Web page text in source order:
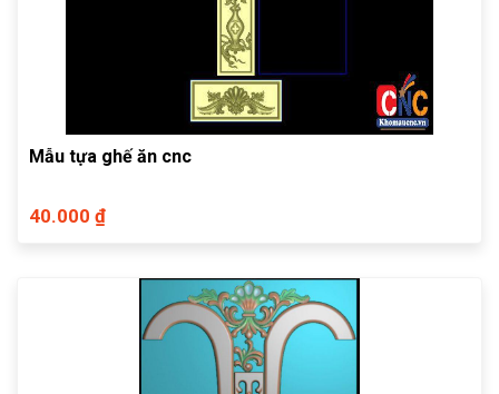
Mẫu tựa ghế ăn cnc
40.000 ₫